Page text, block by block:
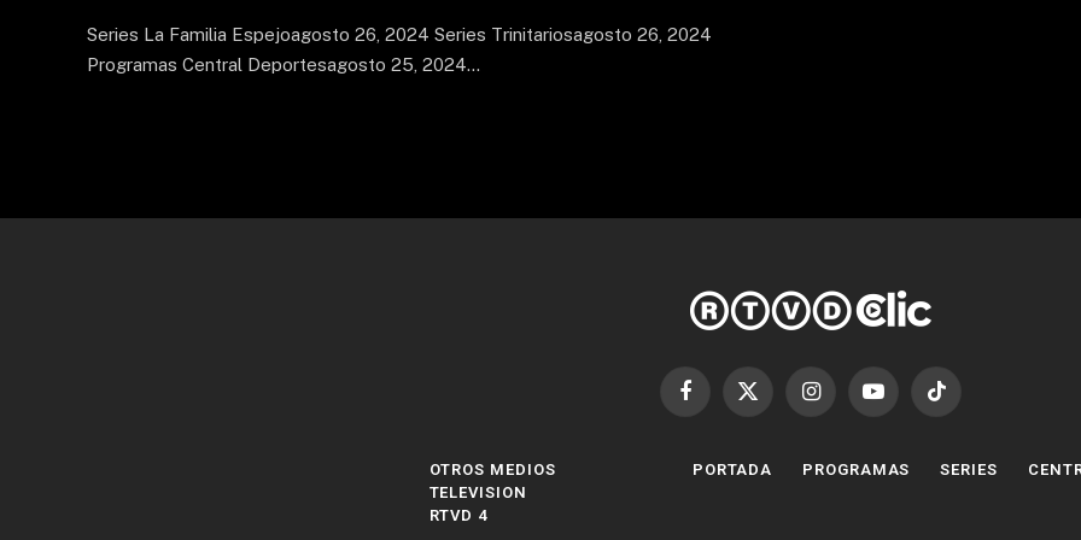
Series La Familia Espejoagosto 26, 2024 Series Trinitariosagosto 26, 2024
Programas Central Deportesagosto 25, 2024…
Facebook
X
InstagramYouTubeTikTok
OTROS MEDIOS
TELEVISION
RTVD 4
PORTADA PROGRAMAS SERIES